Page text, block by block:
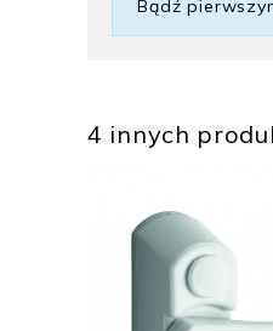
Bądź
4 innych